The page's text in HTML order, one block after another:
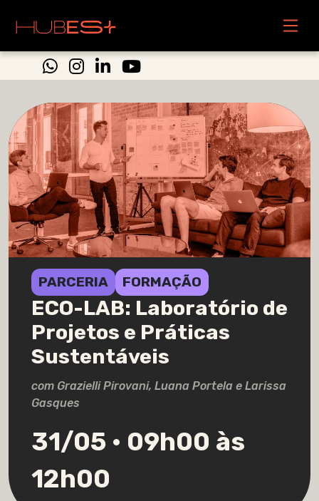
PARCERIA FORMAÇÃO
ECO-LAB: Laboratório de
Projetos e Práticas
Sustentáveis
com Grazielli Pirovani, Luana Portela e Larissa
Gasques
31/05 • 09h00 às
12h00